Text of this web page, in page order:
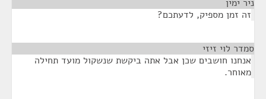
ניר ימין
זה זמן מספיק, לדעתכם?
סמדר לוי זיזי
אנחנו חושבים שכן אבל אתה ביקשת שנשקול מועד תחילה
מאוחר.